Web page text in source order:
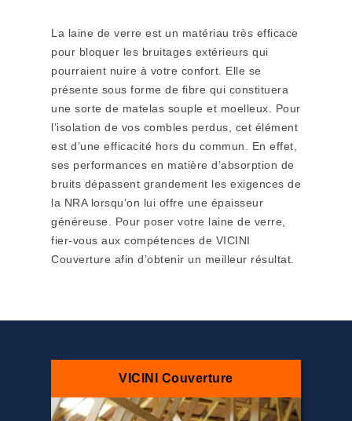
La laine de verre est un matériau très efficace
pour bloquer les bruitages extérieurs qui
pourraient nuire à votre confort. Elle se
présente sous forme de fibre qui constituera
une sorte de matelas souple et moelleux. Pour
l’isolation de vos combles perdus, cet élément
est d’une efficacité hors du commun. En effet,
ses performances en matière d’absorption de
bruits dépassent grandement les exigences de
la NRA lorsqu’on lui offre une épaisseur
généreuse. Pour poser votre laine de verre,
fier-vous aux compétences de VICINI
Couverture afin d’obtenir un meilleur résultat.
VICINI Couverture